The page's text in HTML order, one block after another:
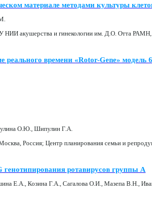
материале методами культуры
акушерства и гинекологии им. Д.О. Отта РАМН,
времени «Rotor-Gene» модель
О.Ю., Шипулин Г.А.
Россия; Центр планирования семьи и
ротавирусов группы А
Е.А., Козина Г.А., Сагалова О.И., Мазепа В.Н.,